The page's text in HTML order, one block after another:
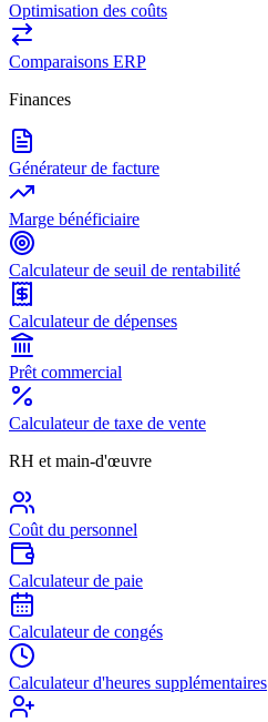
Optimisation des coûts
Comparaisons ERP
Finances
Générateur de facture
Marge bénéficiaire
Calculateur de seuil de rentabilité
Calculateur de dépenses
Prêt commercial
Calculateur de taxe de vente
RH et main-d'œuvre
Coût du personnel
Calculateur de paie
Calculateur de congés
Calculateur d'heures supplémentaires